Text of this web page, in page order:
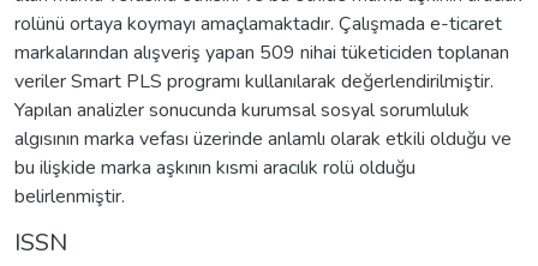
rolünü ortaya koymayı amaçlamaktadır. Çalışmada e-ticaret
markalarından alışveriş yapan 509 nihai tüketiciden toplanan
veriler Smart PLS programı kullanılarak değerlendirilmiştir.
Yapılan analizler sonucunda kurumsal sosyal sorumluluk
algısının marka vefası üzerinde anlamlı olarak etkili olduğu ve
bu ilişkide marka aşkının kısmi aracılık rolü olduğu
belirlenmiştir.
ISSN